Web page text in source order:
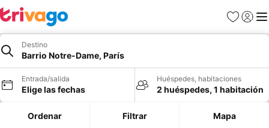
Favoritos
Iniciar
Destino
Barrio Notre-Dame, París
Entrada/salida
Elige las fechas
Huéspedes, habitaciones
2 huéspedes, 1 habitación
Ordenar Filtrar Mapa